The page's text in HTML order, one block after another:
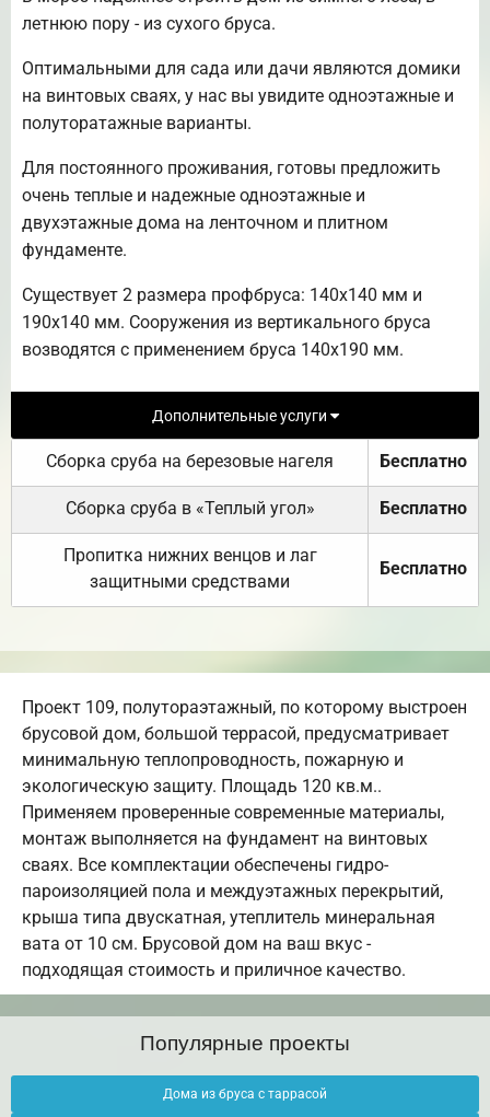
летнюю пору - из сухого бруса.
Оптимальными для сада или дачи являются домики
на винтовых сваях, у нас вы увидите одноэтажные и
полуторатажные варианты.
Для постоянного проживания, готовы предложить
очень теплые и надежные одноэтажные и
двухэтажные дома на ленточном и плитном
фундаменте.
Существует 2 размера профбруса: 140х140 мм и
190х140 мм. Сооружения из вертикального бруса
возводятся с применением бруса 140х190 мм.
Дополнительные услуги
Сборка сруба на березовые нагеля Бесплатно
Сборка сруба в «Теплый угол» Бесплатно
Пропитка нижних венцов и лаг
защитными средствами
Бесплатно
Проект 109, полутораэтажный, по которому выстроен
брусовой дом, большой террасой, предусматривает
минимальную теплопроводность, пожарную и
экологическую защиту. Площадь 120 кв.м..
Применяем проверенные современные материалы,
монтаж выполняется на фундамент на винтовых
сваях. Все комплектации обеспечены гидро-
пароизоляцией пола и междуэтажных перекрытий,
крыша типа двускатная, утеплитель минеральная
вата от 10 см. Брусовой дом на ваш вкус -
подходящая стоимость и приличное качество.
Популярные проекты
Дома из бруса с таррасой